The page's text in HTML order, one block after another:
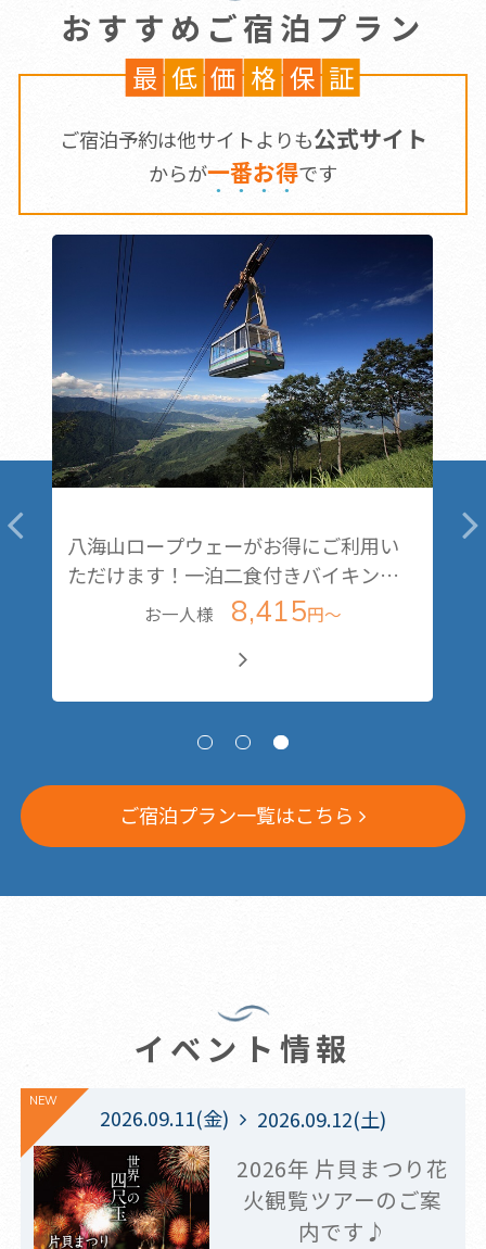
おすすめご宿泊プラン
最 低 価 格 保 証
ご宿泊予約は他サイトよりも公式サイト
からが一番お得です
八海山ロープウェーがお得にご利用い
ただけます！一泊二食付きバイキング
プラン♪お一人様 8,415円～
ご宿泊プラン一覧はこちら
イベント情報
NEW
2026.09.11(金) 2026.09.12(土)
2026年 片貝まつり花
火観覧ツアーのご案
内です♪